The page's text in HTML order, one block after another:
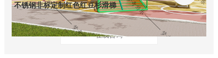
不锈钢非标定制红色红豆杉滑梯
在线咨询